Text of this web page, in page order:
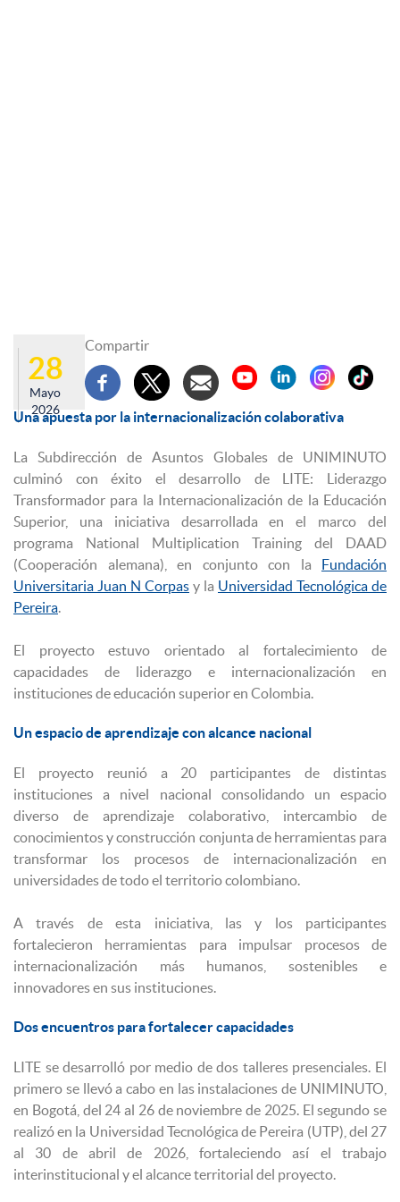
28
Mayo
2026
Compartir
Una apuesta por la internacionalización colaborativa
La Subdirección de Asuntos Globales de UNIMINUTO
culminó con éxito el desarrollo de LITE: Liderazgo
Transformador para la Internacionalización de la Educación
Superior, una iniciativa desarrollada en el marco del
programa National Multiplication Training del DAAD
(Cooperación alemana), en conjunto con la Fundación
Universitaria Juan N Corpas y la Universidad Tecnológica de
Pereira.
El proyecto estuvo orientado al fortalecimiento de
capacidades de liderazgo e internacionalización en
instituciones de educación superior en Colombia.
Un espacio de aprendizaje con alcance nacional
El proyecto reunió a 20 participantes de distintas
instituciones a nivel nacional consolidando un espacio
diverso de aprendizaje colaborativo, intercambio de
conocimientos y construcción conjunta de herramientas para
transformar los procesos de internacionalización en
universidades de todo el territorio colombiano.
A través de esta iniciativa, las y los participantes
fortalecieron herramientas para impulsar procesos de
internacionalización más humanos, sostenibles e
innovadores en sus instituciones.
Dos encuentros para fortalecer capacidades
LITE se desarrolló por medio de dos talleres presenciales. El
primero se llevó a cabo en las instalaciones de UNIMINUTO,
en Bogotá, del 24 al 26 de noviembre de 2025. El segundo se
realizó en la Universidad Tecnológica de Pereira (UTP), del 27
al 30 de abril de 2026, fortaleciendo así el trabajo
interinstitucional y el alcance territorial del proyecto.